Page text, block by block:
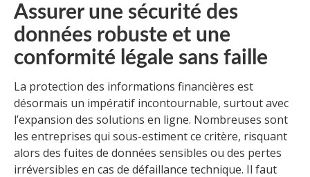
Assurer une sécurité des
données robuste et une
conformité légale sans faille
La protection des informations financières est
désormais un impératif incontournable, surtout avec
l’expansion des solutions en ligne. Nombreuses sont
les entreprises qui sous-estiment ce critère, risquant
alors des fuites de données sensibles ou des pertes
irréversibles en cas de défaillance technique. Il faut